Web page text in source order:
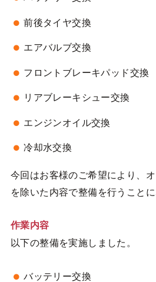
前後タイヤ交換
エアバルブ交換
フロントブレーキパッド交換
リアブレーキシュー交換
エンジンオイル交換
冷却水交換
今回はお客様のご希望により、
を除いた内容で整備を行うことに
作業内容
以下の整備を実施しました。
バッテリー交換